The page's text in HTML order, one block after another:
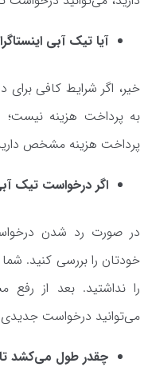
آیا تیک آبی
خیر، اگر شرایط کافی برای
به پرداخت هزینه
پرداخت هزینه مشخص
اگر درخواست تیک
در صورت رد شدن
خودتان را بررسی کنید.
می‌توانید درخواست
چقدر طول می‌کشد تا